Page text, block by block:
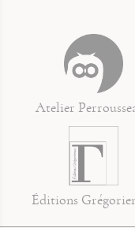
Atelier
Éditions